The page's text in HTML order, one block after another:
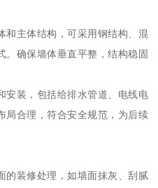
和主体结构，可采用钢结构、混
。确保墙体垂直平整，结构稳固
安装，包括给排水管道、电线电
局合理，符合安全规范，为后续
的装修处理，如墙面抹灰、刮腻